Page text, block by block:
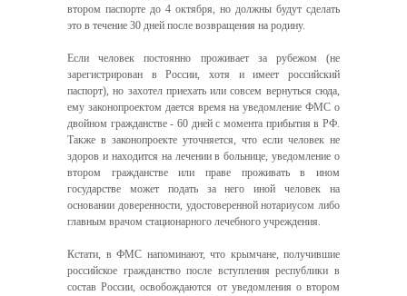
втором паспорте до 4 октября, но должны будут сделать
это в течение 30 дней после возвращения на родину.
Если человек постоянно проживает за рубежом (не
зарегистрирован в России, хотя и имеет российский
паспорт), но захотел приехать или совсем вернуться сюда,
ему законопроектом дается время на уведомление ФМС о
двойном гражданстве - 60 дней с момента прибытия в РФ.
Также в законопроекте уточняется, что если человек не
здоров и находится на лечении в больнице, уведомление о
втором гражданстве или праве проживать в ином
государстве может подать за него иной человек на
основании доверенности, удостоверенной нотариусом либо
главным врачом стационарного лечебного учреждения.
Кстати, в ФМС напоминают, что крымчане, получившие
российское гражданство после вступления республики в
состав России, освобождаются от уведомления о втором